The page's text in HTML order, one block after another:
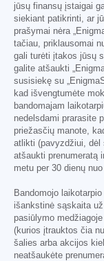
jūsų finansų įstaigai
siekiant patikrinti, ar
prašymai nėra
tačiau, priklausomai
gali turėti įtakos jūsų
galite atšaukti
susisiekę su
kad išvengtumėte
bandomajam
nedelsdami prarasite
priežasčių manote,
atlikti (pavyzdžiui, dėl
atšaukti prenumeratą
metu per 30 dienų
Bandomojo
išankstinė sąskaita
pasiūlymo
(kurios įtrauktos čia
šalies arba akcijos
neatšaukėte